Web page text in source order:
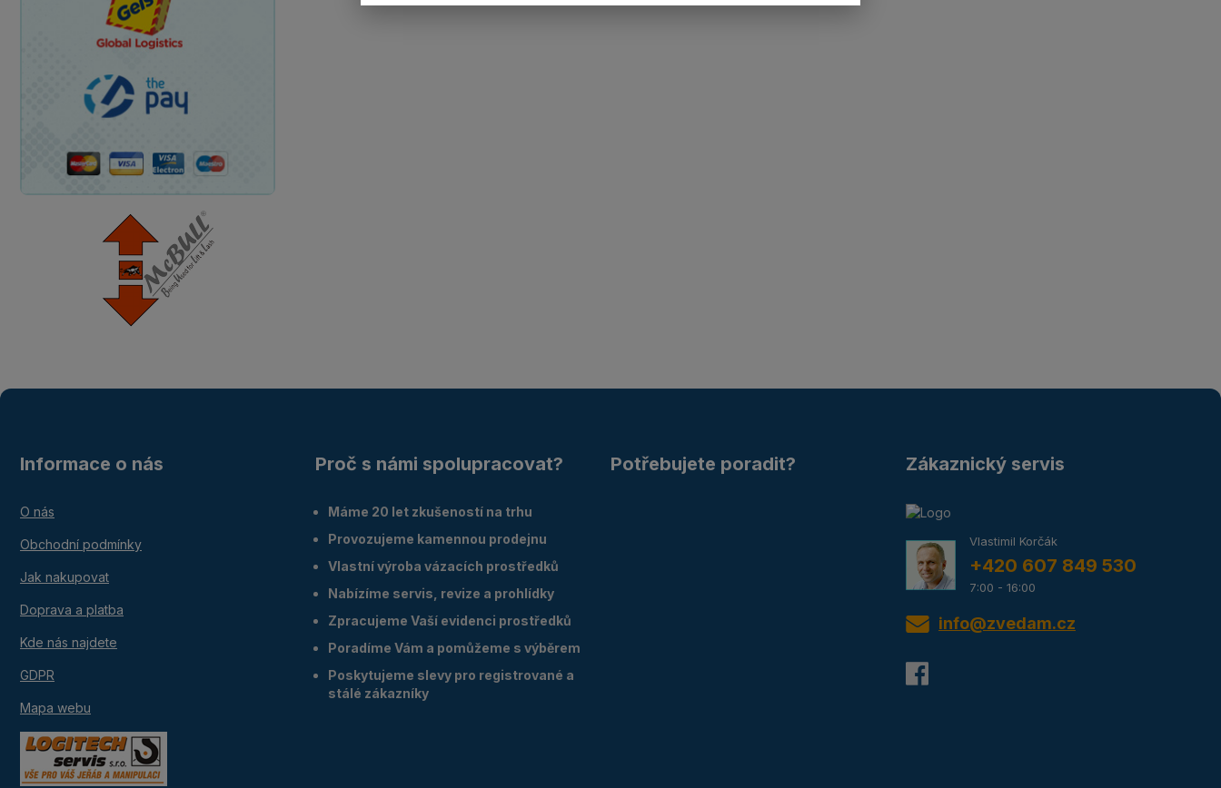
Informace o nás
O nás
Obchodní podmínky
Jak nakupovat
Doprava a platba
Kde nás najdete
GDPR
Mapa webu
Proč s námi spolupracovat?
Máme 20 let zkušeností na trhu
Provozujeme kamennou prodejnu
Vlastní výroba vázacích prostředků
Nabízíme servis, revize a prohlídky
Zpracujeme Vaší evidenci prostředků
Poradíme Vám a pomůžeme s výběrem
Poskytujeme slevy pro registrované a
stálé zákazníky
Potřebujete poradit? Zákaznický servis
Vlastimil Korčák
+420 607 849 530
7:00 - 16:00
info@zvedam.cz